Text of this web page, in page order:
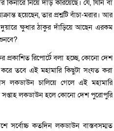
নিয়ে দাঁড় করিয়েছে। যে, যিনি বা
হয়েছেন, তার প্রশ্নটি বাঁচা-মরার। আর
ক্ষুধার ঠাকুর দাঁড়িয়ে আছেন এরকম
রিপোর্টে বলা হচ্ছে, কোনো দেশ
তবে এই মহামারি কিছুটা সংযত করা
লকডাউন চালিয়ে গেলে এই মহামারি
সপ্তাহ লকডাউন হলে কোনো দেশ পুরোপুরি
সর্বোচ্চ কতদিন লকডাউন বাস্তবসম্মত